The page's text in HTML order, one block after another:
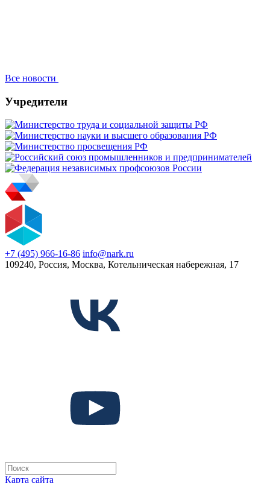
Все новости
Учредители
+7 (495) 966-16-86 info@nark.ru
109240, Россия, Москва, Котельническая набережная, 17
Карта сайта